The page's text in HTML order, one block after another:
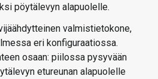
pöytälevyn alapuolelle.
valmistietokone,
eri konfiguraatiossa.
osaan: piilossa pysyvään
etureunan alapuolelle